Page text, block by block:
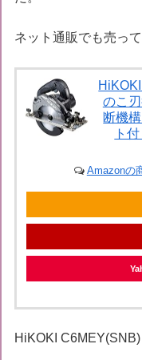
ネット通販でも売って
のこ
断機
ト
Amazonの
HiKOKI